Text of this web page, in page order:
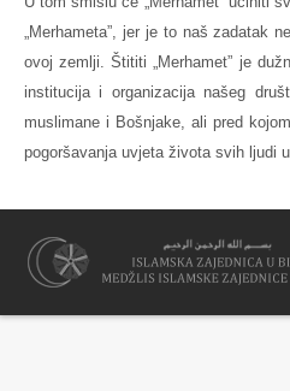
„Merhameta”, jer je to naš zadatak
ovoj zemlji. Štititi „Merhamet” je
institucija i organizacija našeg
muslimane i Bošnjake, ali pred
pogoršavanja uvjeta života svih ljudi